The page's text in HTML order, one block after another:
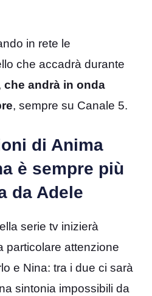
in rete le
che accadrà durante
che andrà in onda
, sempre su Canale 5.
di Anima
è sempre più
da Adele
serie tv inizierà
particolare attenzione
e Nina: tra i due ci sarà
sintonia impossibili da